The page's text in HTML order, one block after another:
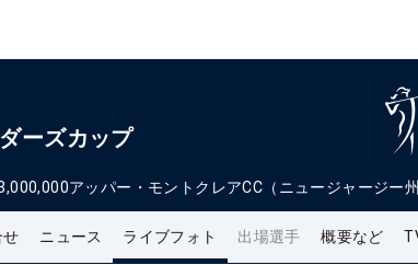
ーズカップ
アッパー・モントクレアCC（ニュージャージー州
せ ニュース ライブフォト 出場選手 概要など